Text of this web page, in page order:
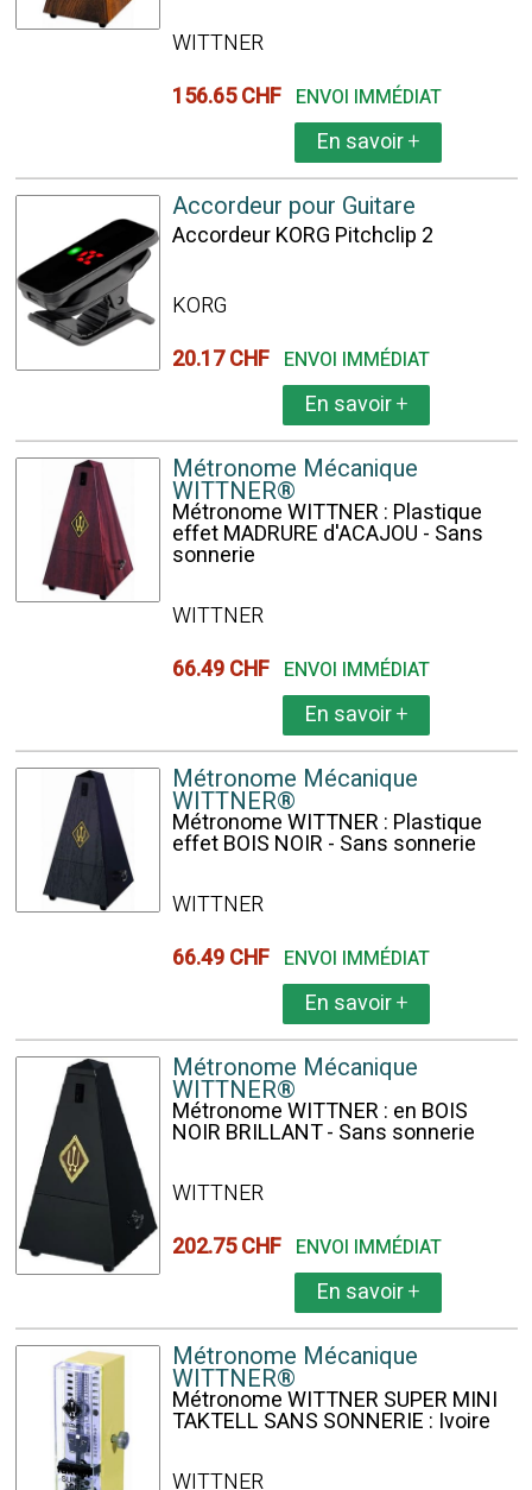
WITTNER
156.65 CHF ENVOI IMMÉDIAT
En savoir+
Accordeur pour Guitare
Accordeur KORG Pitchclip 2
KORG
20.17 CHF ENVOI IMMÉDIAT
En savoir+
Métronome Mécanique
WITTNER®
Métronome WITTNER : Plastique
effet MADRURE d'ACAJOU - Sans
sonnerie
WITTNER
66.49 CHF ENVOI IMMÉDIAT
En savoir+
Métronome Mécanique
WITTNER®
Métronome WITTNER : Plastique
effet BOIS NOIR - Sans sonnerie
WITTNER
66.49 CHF ENVOI IMMÉDIAT
En savoir+
Métronome Mécanique
WITTNER®
Métronome WITTNER : en BOIS
NOIR BRILLANT - Sans sonnerie
WITTNER
202.75 CHF ENVOI IMMÉDIAT
En savoir+
Métronome Mécanique
WITTNER®
Métronome WITTNER SUPER MINI
TAKTELL SANS SONNERIE : Ivoire
WITTNER